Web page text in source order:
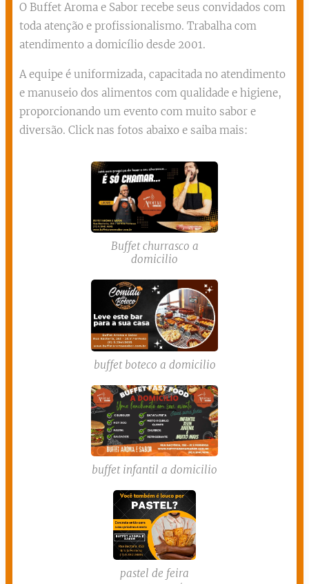
O Buffet Aroma e Sabor recebe seus convidados com
toda atenção e profissionalismo. Trabalha com
atendimento a domicílio desde 2001.
A equipe é uniformizada, capacitada no atendimento
e manuseio dos alimentos com qualidade e higiene,
proporcionando um evento com muito sabor e
diversão. Click nas fotos abaixo e saiba mais:
Buffet churrasco a
domicilio
buffet boteco a domicilio
buffet infantil a domicilio
pastel de feira